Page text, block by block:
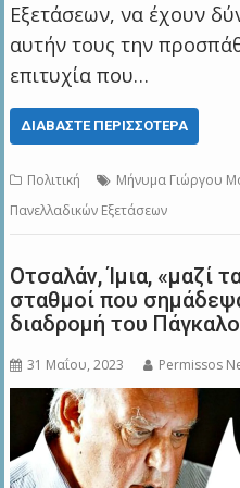
Εξετάσεων, να έχουν
αυτήν τους την
επιτυχία που…
ΔΙΑΒΆΣΤΕ ΠΕΡΙΣΣΌΤΕΡΑ
Πολιτική
Μήνυμα Γιώργου
Πανελλαδικών Εξετάσεων
Οτσαλάν, Ίμια, «μαζί
σταθμοί που
διαδρομή του
31 Μαΐου, 2023 Permissos